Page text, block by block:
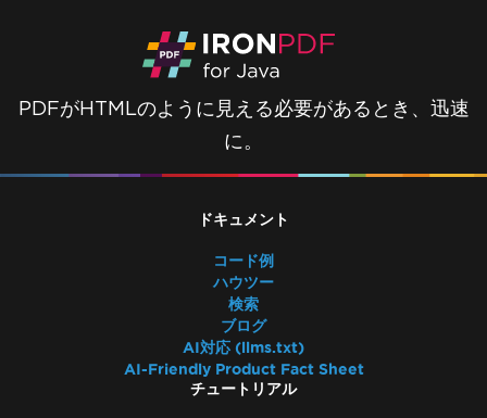
PDFがHTMLのように見える必要があるとき、迅速
に。
ドキュメント
コード例
ハウツー
検索
ブログ
AI対応 (llms.txt)
AI-Friendly Product Fact Sheet
チュートリアル